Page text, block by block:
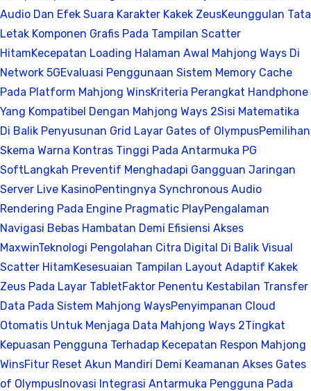
Audio Dan Efek Suara Karakter Kakek ZeusKeunggulan Tata
Letak Komponen Grafis Pada Tampilan Scatter
HitamKecepatan Loading Halaman Awal Mahjong Ways Di
Network 5GEvaluasi Penggunaan Sistem Memory Cache
Pada Platform Mahjong WinsKriteria Perangkat Handphone
Yang Kompatibel Dengan Mahjong Ways 2Sisi Matematika
Di Balik Penyusunan Grid Layar Gates of OlympusPemilihan
Skema Warna Kontras Tinggi Pada Antarmuka PG
SoftLangkah Preventif Menghadapi Gangguan Jaringan
Server Live KasinoPentingnya Synchronous Audio
Rendering Pada Engine Pragmatic PlayPengalaman
Navigasi Bebas Hambatan Demi Efisiensi Akses
MaxwinTeknologi Pengolahan Citra Digital Di Balik Visual
Scatter HitamKesesuaian Tampilan Layout Adaptif Kakek
Zeus Pada Layar TabletFaktor Penentu Kestabilan Transfer
Data Pada Sistem Mahjong WaysPenyimpanan Cloud
Otomatis Untuk Menjaga Data Mahjong Ways 2Tingkat
Kepuasan Pengguna Terhadap Kecepatan Respon Mahjong
WinsFitur Reset Akun Mandiri Demi Keamanan Akses Gates
of OlympusInovasi Integrasi Antarmuka Pengguna Pada